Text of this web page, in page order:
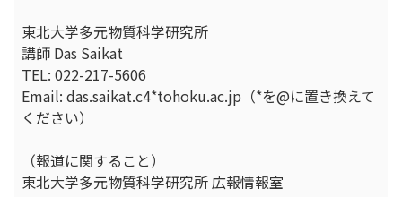
東北大学多元物質科学研究所
講師 Das Saikat
TEL: 022-217-5606
Email: das.saikat.c4*tohoku.ac.jp（*を@に置き換えて
ください）
（報道に関すること）
東北大学多元物質科学研究所 広報情報室